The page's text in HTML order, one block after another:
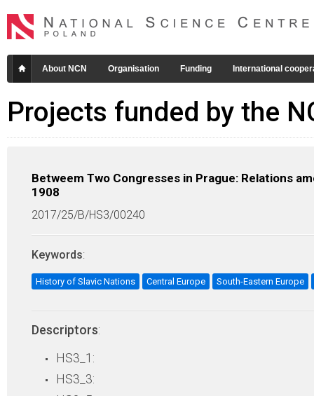
About NCN Organisation Funding International
Projects funded by the
Betweem Two Congresses in Prague: Relations
1908
2017/25/B/HS3/00240
Keywords:
History of Slavic Nations Central Europe South-Eastern Europe
Descriptors:
HS3_1:
HS3_3: